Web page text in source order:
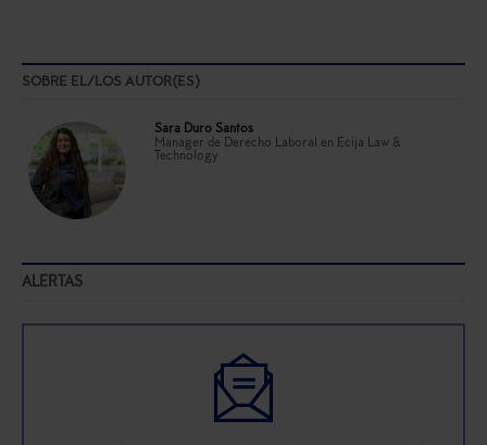
SOBRE EL/LOS AUTOR(ES)
Sara Duro Santos
Manager de Derecho Laboral en Ecija Law &
Technology
ALERTAS